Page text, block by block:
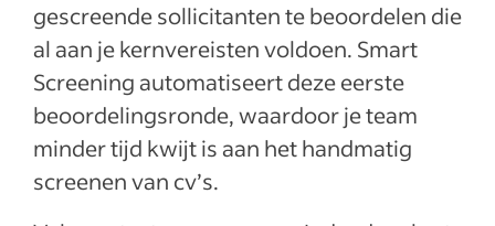
gescreende sollicitanten te beoordelen die
al aan je kernvereisten voldoen. Smart
Screening automatiseert deze eerste
beoordelingsronde, waardoor je team
minder tijd kwijt is aan het handmatig
screenen van cv’s.